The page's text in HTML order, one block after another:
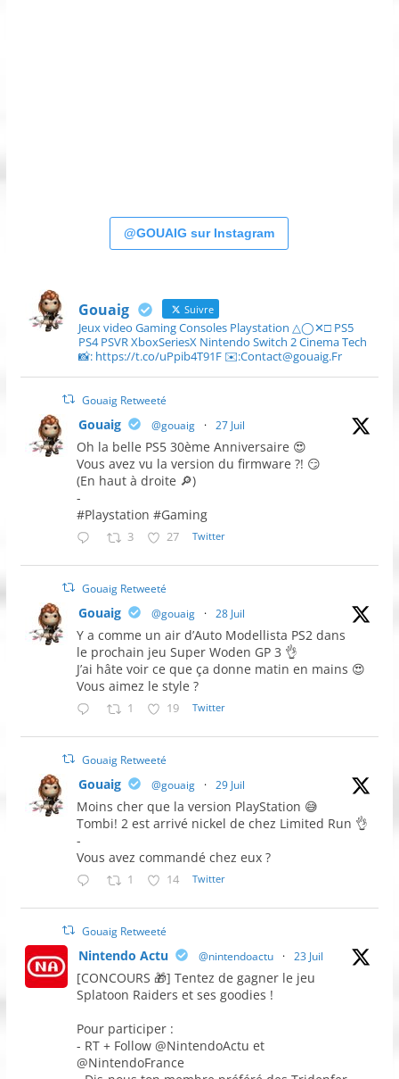
@GOUAIG sur Instagram
Gouaig Suivre
Jeux video Gaming Consoles Playstation △◯✕□ PS5
PS4 PSVR XboxSeriesX Nintendo Switch 2 Cinema Tech
📸: https://t.co/uPpib4T91F ✉️:Contact@gouaig.Fr
Gouaig Retweeté
Gouaig @gouaig · 27 Juil
Oh la belle PS5 30ème Anniversaire 😍
Vous avez vu la version du firmware ?! 😏
(En haut à droite 🔎)
-
#Playstation #Gaming
3 27 Twitter
Gouaig Retweeté
Gouaig @gouaig · 28 Juil
Y a comme un air d’Auto Modellista PS2 dans
le prochain jeu Super Woden GP 3 👌
J’ai hâte voir ce que ça donne matin en mains 😍
Vous aimez le style ?
1 19 Twitter
Gouaig Retweeté
Gouaig @gouaig · 29 Juil
Moins cher que la version PlayStation 😅
Tombi! 2 est arrivé nickel de chez Limited Run 👌
-
Vous avez commandé chez eux ?
1 14 Twitter
Gouaig Retweeté
Nintendo Actu @nintendoactu · 23 Juil
[CONCOURS 🎁] Tentez de gagner le jeu
Splatoon Raiders et ses goodies !
Pour participer :
- RT + Follow @NintendoActu et
@NintendoFrance